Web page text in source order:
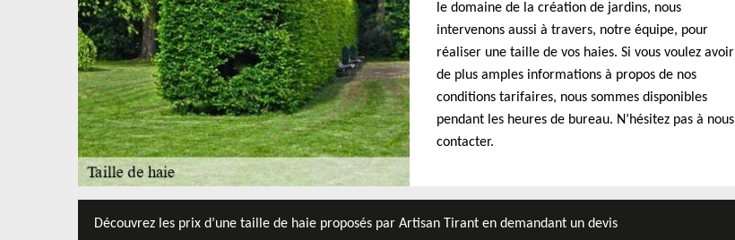
le domaine de la création de jardins, nous
intervenons aussi à travers, notre équipe, pour
réaliser une taille de vos haies. Si vous voulez avoir
de plus amples informations à propos de nos
conditions tarifaires, nous sommes disponibles
pendant les heures de bureau. N’hésitez pas à nous
contacter.
Découvrez les prix d’une taille de haie proposés par Artisan Tirant en demandant un devis